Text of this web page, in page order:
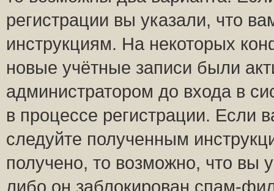
регистрации вы указали, что
инструкциям. На некоторых
новые учётные записи были
администратором до входа в
в процессе регистрации.
следуйте полученным
получено, то возможно, что вы
либо он заблокирован спам-